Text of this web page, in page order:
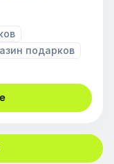
подарков